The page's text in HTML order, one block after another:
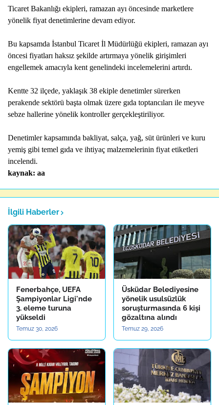
Ticaret Bakanlığı ekipleri, ramazan ayı öncesinde marketlere
yönelik fiyat denetimlerine devam ediyor.
Bu kapsamda İstanbul Ticaret İl Müdürlüğü ekipleri, ramazan ayı
öncesi fiyatları haksız şekilde artırmaya yönelik girişimleri
engellemek amacıyla kent genelindeki incelemelerini artırdı.
Kentte 32 ilçede, yaklaşık 38 ekiple denetimler sürerken
perakende sektörü başta olmak üzere gıda toptancıları ile meyve
sebze hallerine yönelik kontroller gerçekleştiriliyor.
Denetimler kapsamında bakliyat, salça, yağ, süt ürünleri ve kuru
yemiş gibi temel gıda ve ihtiyaç malzemelerinin fiyat etiketleri
incelendi.
kaynak: aa
İlgili Haberler
Fenerbahçe, UEFA
Şampiyonlar Ligi'nde
3. eleme turuna
yükseldi
Temuz 30, 2026
Üsküdar Belediyesine
yönelik usulsüzlük
soruşturmasında 6 kişi
gözaltına alındı
Temuz 29, 2026